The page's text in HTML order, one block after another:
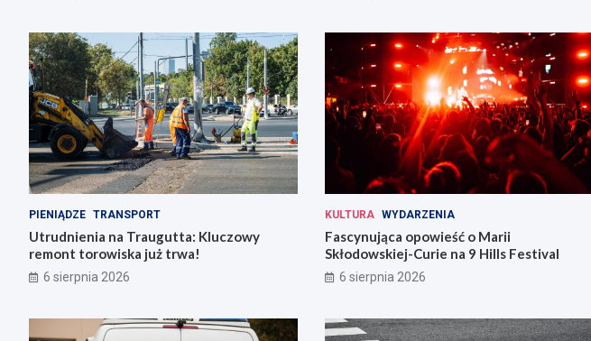
PIENIĄDZE TRANSPORT
Utrudnienia na Traugutta: Kluczowy
remont torowiska już trwa!
6 sierpnia 2026
KULTURA WYDARZENIA
Fascynująca opowieść o Marii
Skłodowskiej-Curie na 9 Hills Festival
6 sierpnia 2026